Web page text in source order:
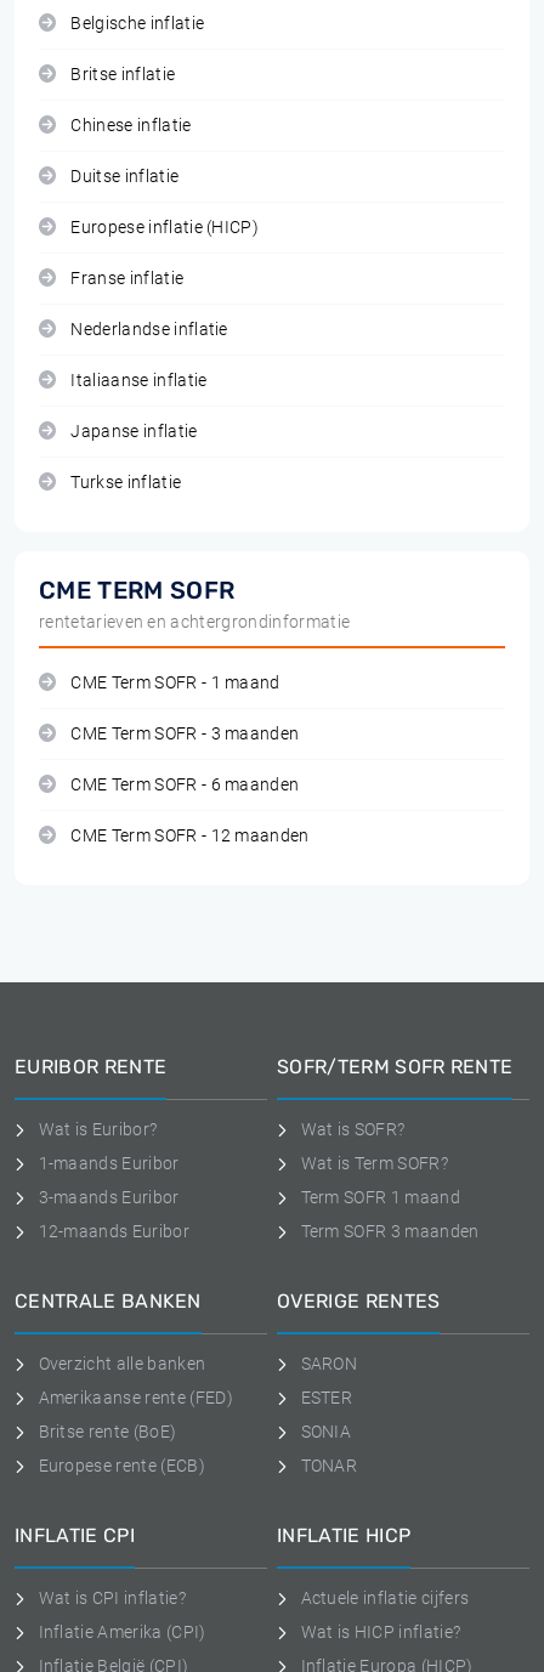
Belgische inflatie
Britse inflatie
Chinese inflatie
Duitse inflatie
Europese inflatie (HICP)
Franse inflatie
Nederlandse inflatie
Italiaanse inflatie
Japanse inflatie
Turkse inflatie
CME TERM SOFR
rentetarieven en achtergrondinformatie
CME Term SOFR - 1 maand
CME Term SOFR - 3 maanden
CME Term SOFR - 6 maanden
CME Term SOFR - 12 maanden
EURIBOR RENTE
Wat is Euribor?
1-maands Euribor
3-maands Euribor
12-maands Euribor
SOFR/TERM SOFR RENTE
Wat is SOFR?
Wat is Term SOFR?
Term SOFR 1 maand
Term SOFR 3 maanden
CENTRALE BANKEN
Overzicht alle banken
Amerikaanse rente (FED)
Britse rente (BoE)
Europese rente (ECB)
OVERIGE RENTES
SARON
ESTER
SONIA
TONAR
INFLATIE CPI
Wat is CPI inflatie?
Inflatie Amerika (CPI)
Inflatie België (CPI)
INFLATIE HICP
Actuele inflatie cijfers
Wat is HICP inflatie?
Inflatie Europa (HICP)